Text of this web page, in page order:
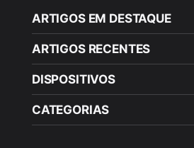
ARTIGOS EM DESTAQUE
ARTIGOS RECENTES
DISPOSITIVOS
CATEGORIAS